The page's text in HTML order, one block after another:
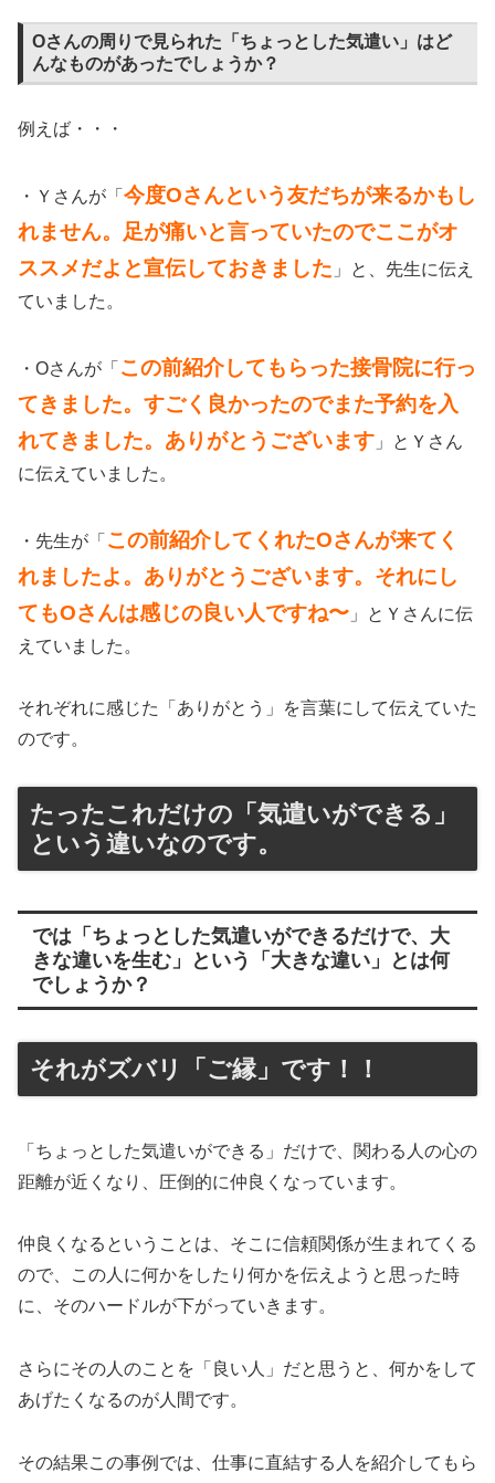
Oさんの周りで見られた「ちょっとした気遣い」はど
んなものがあったでしょうか？
例えば・・・
・Ｙさんが「 今度Oさんという友だちが来るかもし
れません。足が痛いと言っていたのでここがオ
ススメだよと宣伝しておきました 」と、先生に伝え
ていました。
・Oさんが「 この前紹介してもらった接骨院に行っ
てきました。すごく良かったのでまた予約を入
れてきました。ありがとうございます 」とＹさん
に伝えていました。
・先生が「 この前紹介してくれたOさんが来てく
れましたよ。ありがとうございます。それにし
てもOさんは感じの良い人ですね〜 」とＹさんに伝
えていました。
それぞれに感じた「ありがとう」を言葉にして伝えていた
のです。
たったこれだけの「気遣いができる」
という違いなのです。
では「ちょっとした気遣いができるだけで、大
きな違いを生む」という「大きな違い」とは何
でしょうか？
それがズバリ「ご縁」です！！
「ちょっとした気遣いができる」だけで、関わる人の心の
距離が近くなり、圧倒的に仲良くなっています。
仲良くなるということは、そこに信頼関係が生まれてくる
ので、この人に何かをしたり何かを伝えようと思った時
に、そのハードルが下がっていきます。
さらにその人のことを「良い人」だと思うと、何かをして
あげたくなるのが人間です。
その結果この事例では、仕事に直結する人を紹介してもら